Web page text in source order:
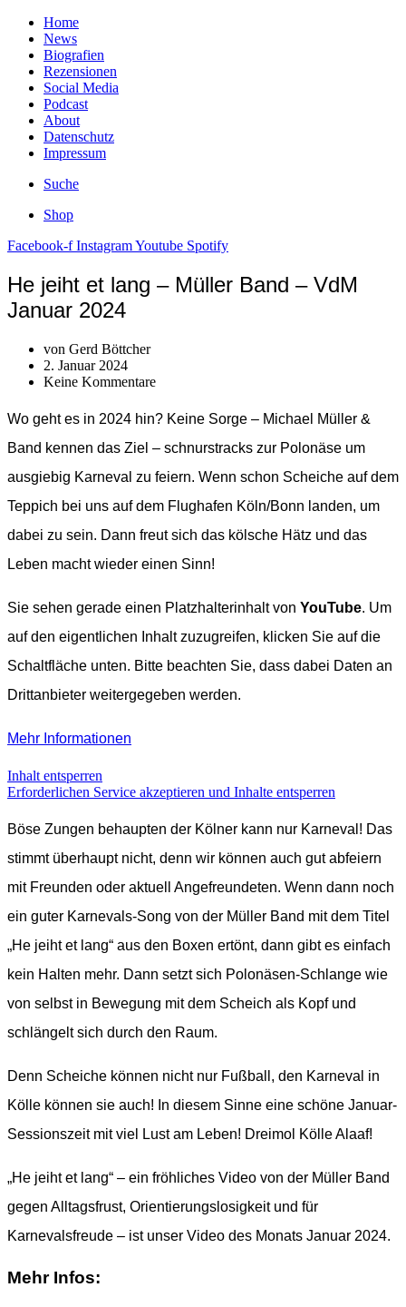
Home
News
Biografien
Rezensionen
Social Media
Podcast
About
Datenschutz
Impressum
Suche
Shop
Facebook-f InstagramYoutube Spotify
He jeiht et lang – Müller Band – VdM
Januar 2024
von Gerd Böttcher
2. Januar 2024
Keine Kommentare
Wo geht es in 2024 hin? Keine Sorge – Michael Müller &
Band kennen das Ziel – schnurstracks zur Polonäse um
ausgiebig Karneval zu feiern. Wenn schon Scheiche auf dem
Teppich bei uns auf dem Flughafen Köln/Bonn landen, um
dabei zu sein. Dann freut sich das kölsche Hätz und das
Leben macht wieder einen Sinn!
Sie sehen gerade einen Platzhalterinhalt von YouTube. Um
auf den eigentlichen Inhalt zuzugreifen, klicken Sie auf die
Schaltfläche unten. Bitte beachten Sie, dass dabei Daten an
Drittanbieter weitergegeben werden.
Mehr Informationen
Inhalt entsperren
Erforderlichen Service akzeptieren und Inhalte entsperren
Böse Zungen behaupten der Kölner kann nur Karneval! Das
stimmt überhaupt nicht, denn wir können auch gut abfeiern
mit Freunden oder aktuell Angefreundeten. Wenn dann noch
ein guter Karnevals-Song von der Müller Band mit dem Titel
„He jeiht et lang“ aus den Boxen ertönt, dann gibt es einfach
kein Halten mehr. Dann setzt sich Polonäsen-Schlange wie
von selbst in Bewegung mit dem Scheich als Kopf und
schlängelt sich durch den Raum.
Denn Scheiche können nicht nur Fußball, den Karneval in
Kölle können sie auch! In diesem Sinne eine schöne Januar-
Sessionszeit mit viel Lust am Leben! Dreimol Kölle Alaaf!
„He jeiht et lang“ – ein fröhliches Video von der Müller Band
gegen Alltagsfrust, Orientierungslosigkeit und für
Karnevalsfreude – ist unser Video des Monats Januar 2024.
Mehr Infos: